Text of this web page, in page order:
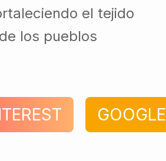
el tejido
los pueblos
GOOGLE